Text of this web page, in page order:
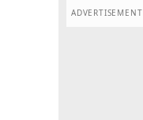
ADVERTISEMENT